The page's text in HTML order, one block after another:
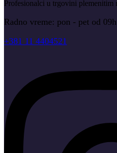
Profesionalci u trgovini plemenitim
Radno vreme: pon - pet od
+381 11 4404521